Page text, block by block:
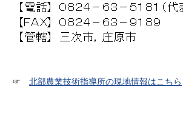
☞ 北部農業技術指導所の現地情報はこちら